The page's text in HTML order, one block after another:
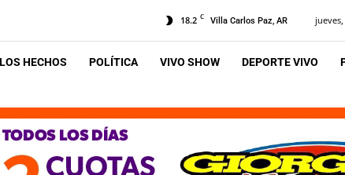
18.2 C Villa Carlos Paz, AR
LOS HECHOS POLÍTICA VIVO SHOW DEPORTE VIVO